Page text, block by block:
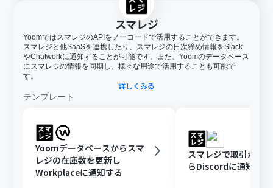
スマレジ
YoomではスマレジのAPIをノーコードで活用することができます。
スマレジと他SaaSを連携したり、スマレジの日次締め情報をSlack
やChatworkに通知することが可能です。また、Yoomのデータベース
にスマレジの情報を同期し、様々な用途で活用することも可能で
す。
詳しくみる
テンプレート
Yoomデータベースからスマ
レジの在庫数を更新し
Workplaceに通知する
スマレジで取引が登
らDiscordに通知する